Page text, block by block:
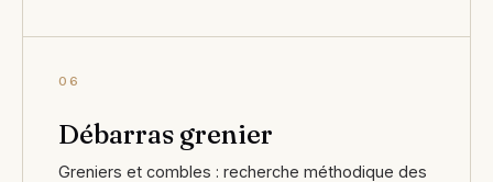
06
Débarras grenier
Greniers et combles : recherche méthodique des